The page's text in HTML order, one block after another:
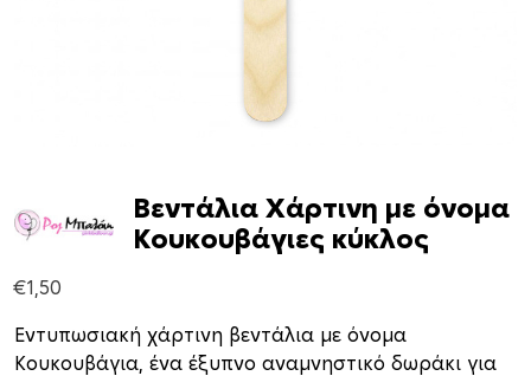
Βεντάλια Χάρτινη με όνομα
Κουκουβάγιες κύκλος
€1,50
Εντυπωσιακή χάρτινη βεντάλια με όνομα
Κουκουβάγια, ένα έξυπνο αναμνηστικό δωράκι για